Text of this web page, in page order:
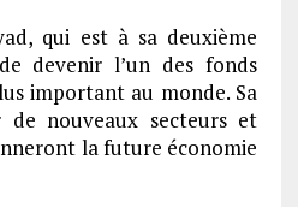
qui est à sa deuxième
devenir l’un des fonds
important au monde. Sa
de nouveaux secteurs et
la future économie